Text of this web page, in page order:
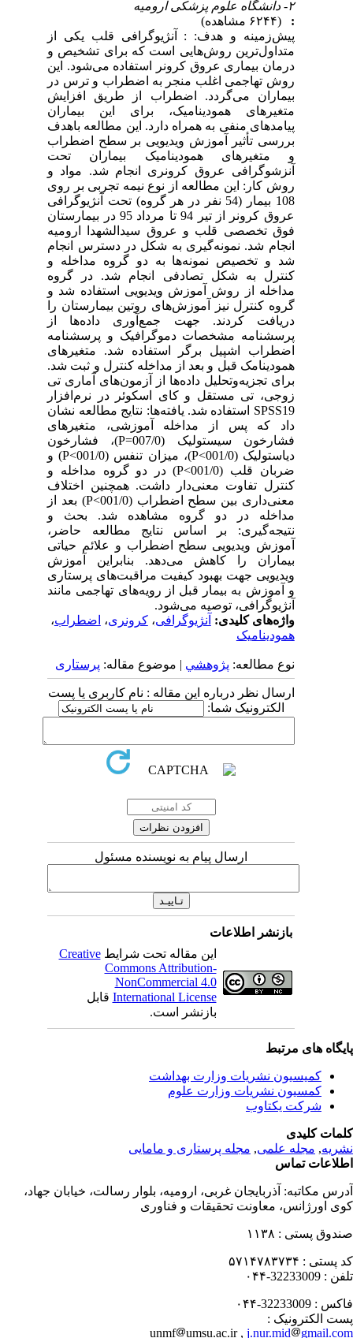
پیش‌زمینه و هدف: : آنژیوگرافی قلب یکی از
متداول‌ترین روش‌هایی است که برای تشخیص و
درمان بیماری عروق کرونر استفاده می‌شود. این
روش تهاجمی اغلب منجر به اضطراب و ترس در
بیماران می‌گردد. اضطراب از طریق افزایش
متغیرهای همودینامیک، برای این بیماران
پیامدهای منفی به همراه دارد. این مطالعه باهدف
بررسی تأثیر آموزش ویدیویی بر سطح اضطراب
و متغیرهای همودینامیک بیماران تحت
آنزشوگرافی عروق کرونری انجام شد. مواد و
روش کار: این مطالعه از نوع نیمه تجربی بر روی
108 بیمار (54 نفر در هر گروه) تحت آنژیوگرافی
عروق کرونر از تیر 94 تا مرداد 95 در بیمارستان
فوق تخصصی قلب و عروق سیدالشهدا ارومیه
انجام شد. نمونه‌گیری به شکل در دسترس انجام
شد و تخصیص نمونه‌ها به دو گروه مداخله و
کنترل به شکل تصادفی انجام شد. در گروه
مداخله از روش آموزش ویدیویی استفاده شد و
گروه کنترل نیز آموزش‌های روتین بیمارستان را
دریافت کردند. جهت جمع‌آوری داده‌ها از
پرسشنامه مشخصات دموگرافیک و پرسشنامه
اضطراب اشپیل برگر استفاده شد. متغیرهای
همودینامک قبل و بعد از مداخله کنترل و ثبت شد.
برای تجزیه‌و‌تحلیل داده‌ها از آزمون‌های آماری تی
زوجی، تی مستقل و کای اسکوئر در نرم‌افزار
SPSS19 استفاده شد. یافته‌ها: نتایج مطالعه نشان
داد که پس از مداخله آموزشی، متغیرهای
فشارخون سیستولیک (007/0=P)، فشارخون
دیاستولیک (001/0>P)، میزان تنفس (001/0>P) و
ضربان قلب (001/0>P) در دو گروه مداخله و
کنترل تفاوت معنی‌دار داشت. همچنین اختلاف
معنی‌داری بین سطح اضطراب (001/0>P) بعد از
مداخله در دو گروه مشاهده شد. بحث و
نتیجه‌گیری: بر اساس نتایج مطالعه حاضر،
آموزش ویدیویی سطح اضطراب و علائم حیاتی
بیماران را کاهش می‌دهد. بنابراین آموزش
ویدیویی جهت بهبود کیفیت مراقبت‌های پرستاری
و آموزش به بیمار قبل از رویه‌های تهاجمی مانند
آنژیوگرافی، توصیه می‌شود.
واژه‌های کلیدی:آنژیوگرافی،کرونری،اضطراب،
همودینامیک
نوع مطالعه:پژوهشي| موضوع مقاله:پرستاری
ارسال نظر درباره این مقاله : نام کاربری یا پست
الکترونیک شما:
ارسال پیام به نویسنده مسئول
بازنشر اطلاعات
این مقاله تحت شرایطCreative
Commons Attribution-
NonCommercial 4.0
International Licenseقابل
بازنشر است.
های مرتبط
کمیسیون نشریات وزارت بهداشت
کمسیون نشریات وزارت علوم
شرکت یکتاوب
کلیدی
,مجله علمی, مجله پرستاری و مامایی
تماس
مکاتبه:آذربایجان غربی، ارومیه، بلوار رسالت، خیابان جهاد،
اورژانس، معاونت تحقیقات و فناوری
پستی : ۱۱۳۸
پستی : ۵۷۱۴۷۸۳۷۳۴
: 32233009-۰۴۴
: 32233009-۰۴۴
الکترونیک :
unmf
umsu.ac.ir ,j.nur.mid